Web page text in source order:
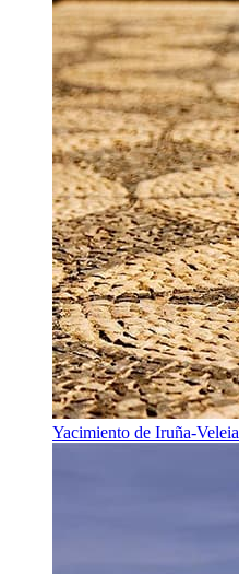
Yacimiento de Iruña-Veleia